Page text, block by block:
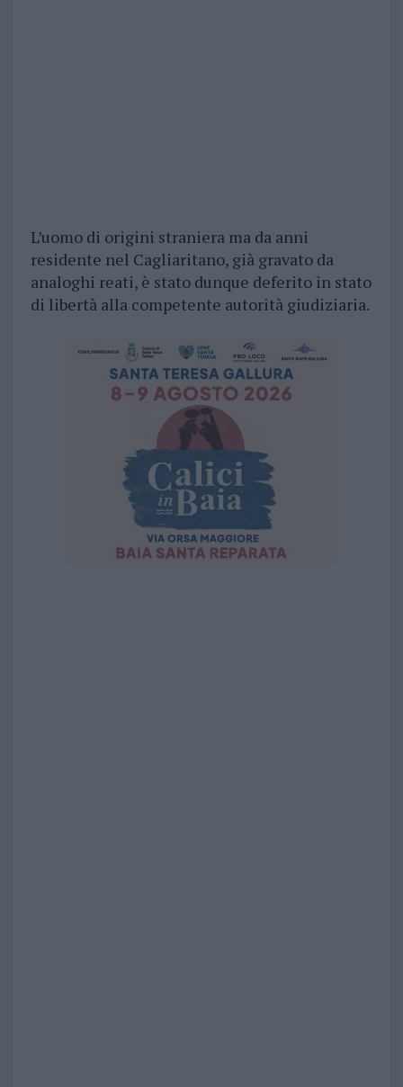
L’uomo di origini straniera ma da anni
residente nel Cagliaritano, già gravato da
analoghi reati, è stato dunque deferito in stato
di libertà alla competente autorità giudiziaria.